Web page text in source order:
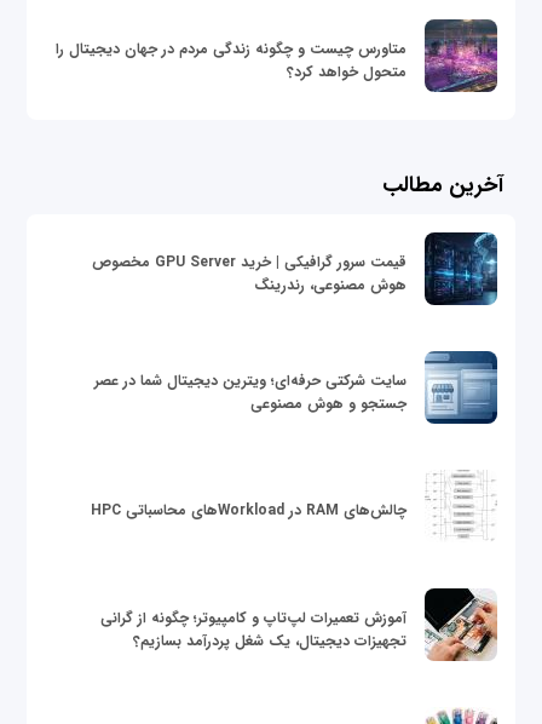
متاورس چیست و چگونه زندگی مردم در جهان دیجیتال را
متحول خواهد کرد؟
آخرین مطالب
قیمت سرور گرافیکی | خرید GPU Server مخصوص
هوش مصنوعی، رندرینگ
سایت شرکتی حرفه‌ای؛ ویترین دیجیتال شما در عصر
جستجو و هوش مصنوعی
چالش‌های RAM در Workloadهای محاسباتی HPC
آموزش تعمیرات لپ‌تاپ و کامپیوتر؛ چگونه از گرانی
تجهیزات دیجیتال، یک شغل پردرآمد بسازیم؟